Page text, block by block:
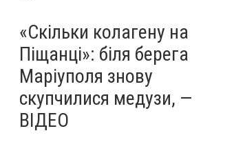
«Скільки колагену на
Піщанці»: біля берега
Маріуполя знову
скупчилися медузи, —
ВІДЕО